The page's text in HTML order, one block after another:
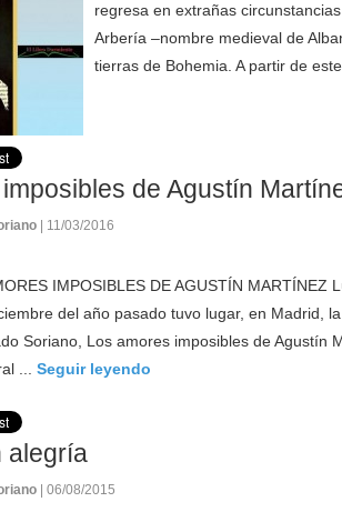
regresa en extrañas
Arbería –nombre medieval de
tierras de Bohemia. A partir de
de Agustín
| 11/03/2016
IMPOSIBLES DE AGUSTÍN MARTÍNEZ
del año pasado tuvo lugar, en Madrid,
Soriano, Los amores imposibles de Agustín
... Seguir leyendo
alegría
| 06/08/2015